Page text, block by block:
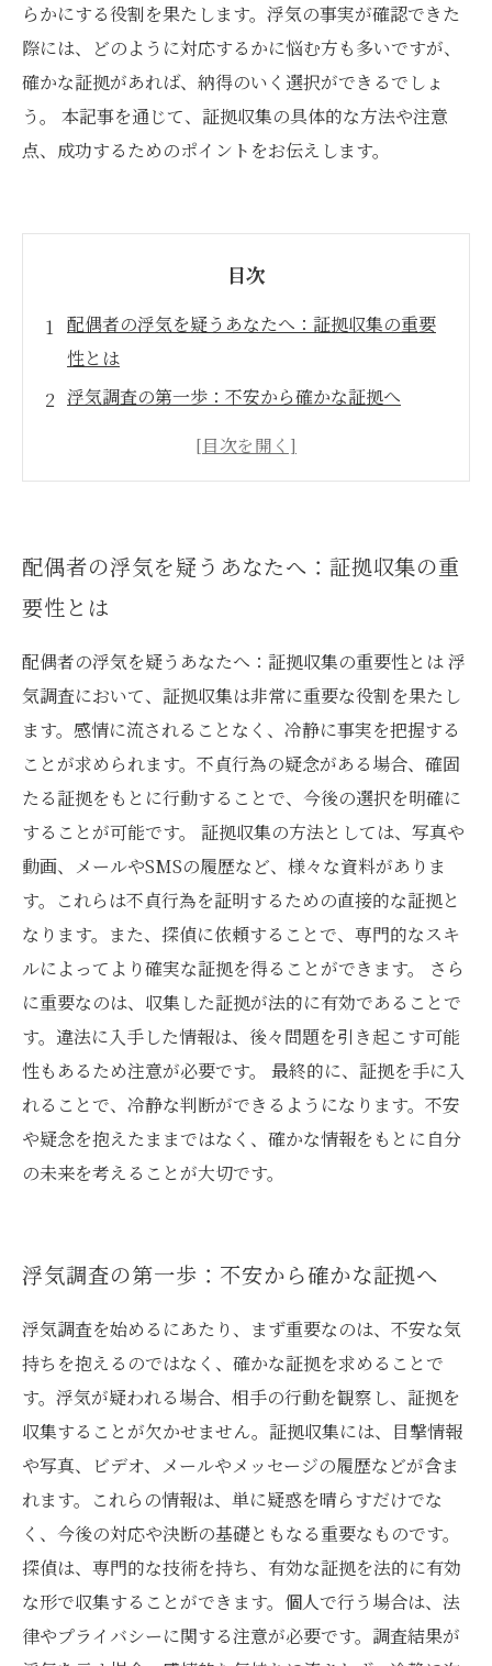
らかにする役割を果たします。浮気の事実が確認できた
際には、どのように対応するかに悩む方も多いですが、
確かな証拠があれば、納得のいく選択ができるでしょ
う。 本記事を通じて、証拠収集の具体的な方法や注意
点、成功するためのポイントをお伝えします。
目次
配偶者の浮気を疑うあなたへ：証拠収集の重要
性とは
浮気調査の第一歩：不安から確かな証拠へ
専門家の力を借りるべき理由：探偵が教える証
浮気の事実確認後の心の整理：証拠がもたらす
納得の理由
浮気調査の成功を導く：証拠収集の注意点と具
体的方法
心の平安を取り戻すために：浮気の証拠とその
後の行動
配偶者の浮気を疑うあなたへ：証拠収集の重
要性とは
配偶者の浮気を疑うあなたへ：証拠収集の重要性とは 浮
気調査において、証拠収集は非常に重要な役割を果たし
ます。感情に流されることなく、冷静に事実を把握する
ことが求められます。不貞行為の疑念がある場合、確固
たる証拠をもとに行動することで、今後の選択を明確に
することが可能です。 証拠収集の方法としては、写真や
動画、メールやSMSの履歴など、様々な資料がありま
す。これらは不貞行為を証明するための直接的な証拠と
なります。また、探偵に依頼することで、専門的なスキ
ルによってより確実な証拠を得ることができます。 さら
に重要なのは、収集した証拠が法的に有効であることで
す。違法に入手した情報は、後々問題を引き起こす可能
性もあるため注意が必要です。 最終的に、証拠を手に入
れることで、冷静な判断ができるようになります。不安
や疑念を抱えたままではなく、確かな情報をもとに自分
の未来を考えることが大切です。
浮気調査の第一歩：不安から確かな証拠へ
浮気調査を始めるにあたり、まず重要なのは、不安な気
持ちを抱えるのではなく、確かな証拠を求めることで
す。浮気が疑われる場合、相手の行動を観察し、証拠を
収集することが欠かせません。証拠収集には、目撃情報
や写真、ビデオ、メールやメッセージの履歴などが含ま
れます。これらの情報は、単に疑惑を晴らすだけでな
く、今後の対応や決断の基礎ともなる重要なものです。
探偵は、専門的な技術を持ち、有効な証拠を法的に有効
な形で収集することができます。個人で行う場合は、法
律やプライバシーに関する注意が必要です。調査結果が